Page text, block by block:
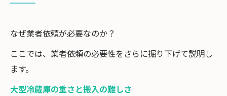
なぜ業者依頼が必要なのか？
ここでは、業者依頼の必要性をさらに掘り下げて説明し
ます。
大型冷蔵庫の重さと搬入の難しさ